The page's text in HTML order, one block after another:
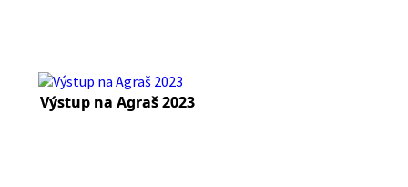
Výstup na Agraš 2023